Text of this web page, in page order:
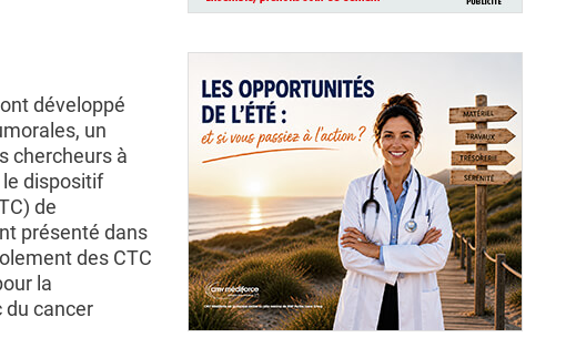
développé
un
chercheurs à
dispositif
de
présenté dans
des CTC
la
du cancer